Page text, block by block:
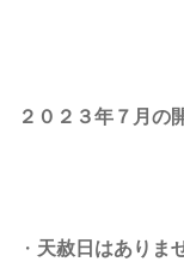
２０２３年７月の
・ 天赦日はありま